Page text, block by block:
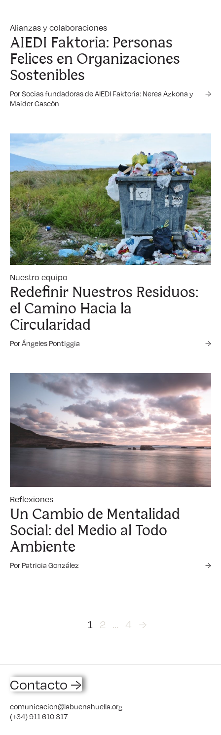
Alianzas y colaboraciones
AIEDI Faktoria: Personas
Felices en Organizaciones
Sostenibles
Por Socias fundadoras de AIEDI Faktoria: Nerea Azkona y
Maider Cascón
→
Nuestro equipo
Redefinir Nuestros Residuos:
el Camino Hacia la
Circularidad
Por Ángeles Pontiggia →
Reflexiones
Un Cambio de Mentalidad
Social: del Medio al Todo
Ambiente
Por Patricia González →
1 2 … 4 →
Contacto →
comunicacion@labuenahuella.org
(+34) 911 610 317